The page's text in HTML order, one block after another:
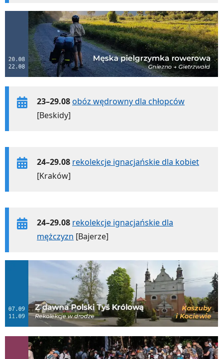
23–29.08obóz wędrowny dla chłopców
[Beskidy]
24–29.08 rekolekcje ignacjańskie dla kobiet
[Kraków]
24–29.08 rekolekcje ignacjańskie dla
mężczyzn [Bajerze]